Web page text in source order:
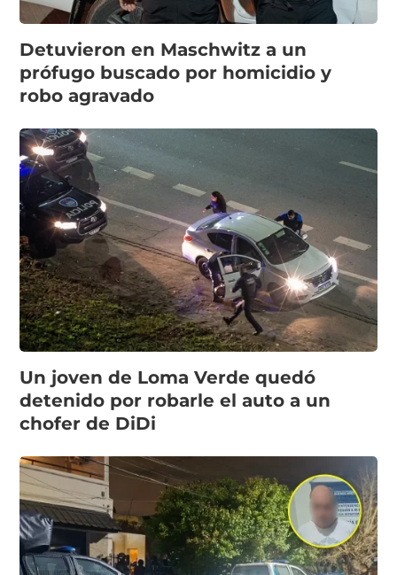
Detuvieron en Maschwitz a un
prófugo buscado por homicidio y
robo agravado
Un joven de Loma Verde quedó
detenido por robarle el auto a un
chofer de DiDi